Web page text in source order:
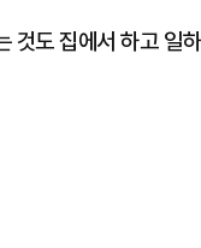
도 집에서 하고 일